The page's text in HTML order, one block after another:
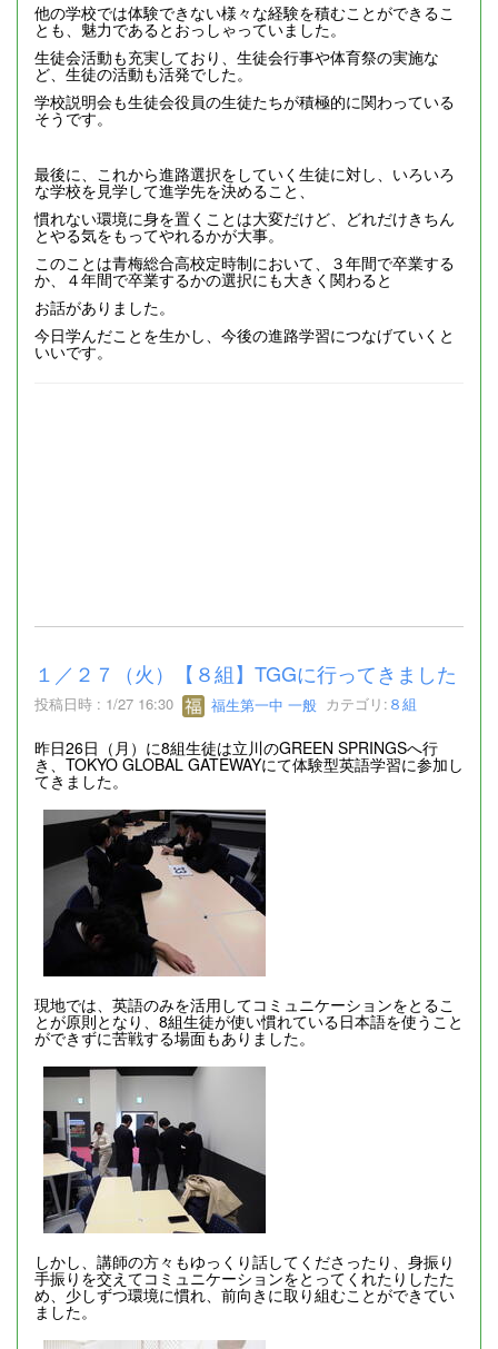
他の学校では体験できない様々な経験を積むことができるこ
とも、魅力であるとおっしゃっていました。
生徒会活動も充実しており、生徒会行事や体育祭の実施な
ど、生徒の活動も活発でした。
学校説明会も生徒会役員の生徒たちが積極的に関わっている
そうです。
最後に、これから進路選択をしていく生徒に対し、いろいろ
な学校を見学して進学先を決めること、
慣れない環境に身を置くことは大変だけど、どれだけきちん
とやる気をもってやれるかが大事。
このことは青梅総合高校定時制において、３年間で卒業する
か、４年間で卒業するかの選択にも大きく関わると
お話がありました。
今日学んだことを生かし、今後の進路学習につなげていくと
いいです。
１／２７（火）【８組】TGGに行ってきました
投稿日時 : 1/27 16:30 福生第一中 一般 カテゴリ: ８組
昨日26日（月）に8組生徒は立川のGREEN SPRINGSへ行
き、TOKYO GLOBAL GATEWAYにて体験型英語学習に参加し
てきました。
現地では、英語のみを活用してコミュニケーションをとるこ
とが原則となり、8組生徒が使い慣れている日本語を使うこと
ができずに苦戦する場面もありました。
しかし、講師の方々もゆっくり話してくださったり、身振り
手振りを交えてコミュニケーションをとってくれたりしたた
め、少しずつ環境に慣れ、前向きに取り組むことができてい
ました。